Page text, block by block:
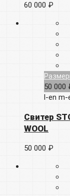
60 000 ₽
50 000
l-en m-
Свитер
WOOL
50 000 ₽